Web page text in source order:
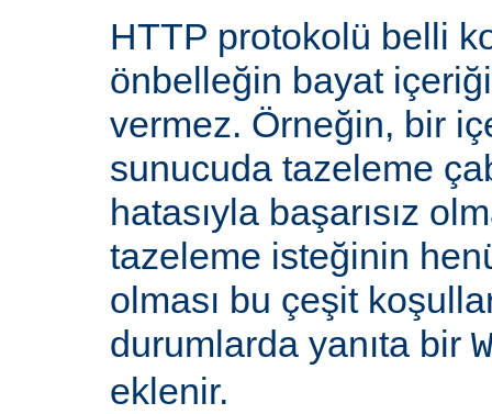
HTTP protokolü belli
önbelleğin bayat
vermez. Örneğin, bir
sunucuda tazeleme
hatasıyla başarısız
tazeleme isteğinin
olması bu çeşit
durumlarda yanıta bir
eklenir.